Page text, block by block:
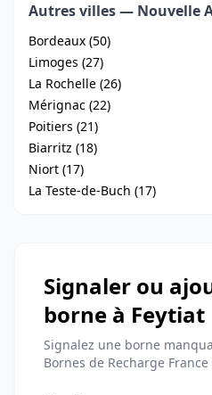
Autres villes — Nouvelle
Bordeaux (50)
Limoges (27)
La Rochelle (26)
Mérignac (22)
Poitiers (21)
Biarritz (18)
Niort (17)
La Teste-de-Buch (17)
Signaler ou
borne à Feytiat
Signalez une borne
Bornes de Recharge France